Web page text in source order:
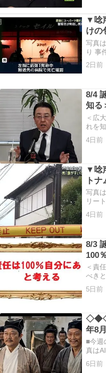
▼唸
けの
写真
り 事
2日前
8/4
知る
＜広
れを
に」
が「
4日前
▼唸
ト
写真
リー
口か
4日前
8/3
100
＜責
べき
品を
人 (
5日前
◇◆◇
年8
■今週
真は
目の
いる
6日前